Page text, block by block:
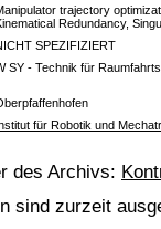
trajectory
Redundancy,
SPEZIFIZIERT
SY - Technik für
für Robotik und
des Archivs:
sind zurzeit